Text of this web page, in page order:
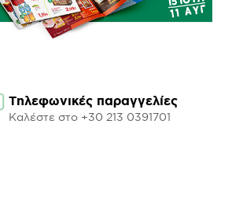
Τηλεφωνικές παραγγελίες
Καλέστε στο +30 213 0391701